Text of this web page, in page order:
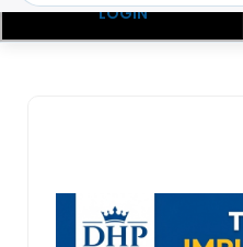
LOGIN